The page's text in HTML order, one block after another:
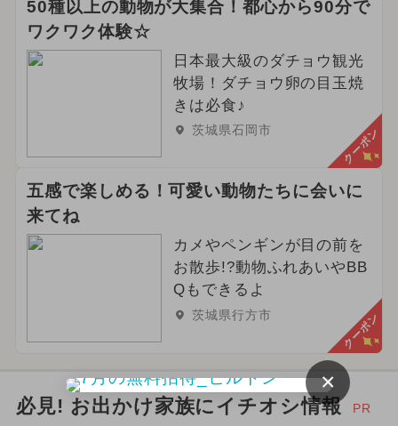
ご当地グルメ・限定メニュー
2025年6月のイベント
2026年4月のイベント
50種以上の動物が大集合！都心から90分で
ワクワク体験☆
日本最大級のダチョウ観光
牧場！ダチョウ卵の目玉焼
きは必食♪
茨城県石岡市 クーポン
五感で楽しめる！可愛い動物たちに会いに
来てね
カメやペンギンが目の前を
お散歩!?動物ふれあいやBB
Qもできるよ
茨城県行方市 クーポン
必見! お出かけ家族にイチオシ情報 PR
×